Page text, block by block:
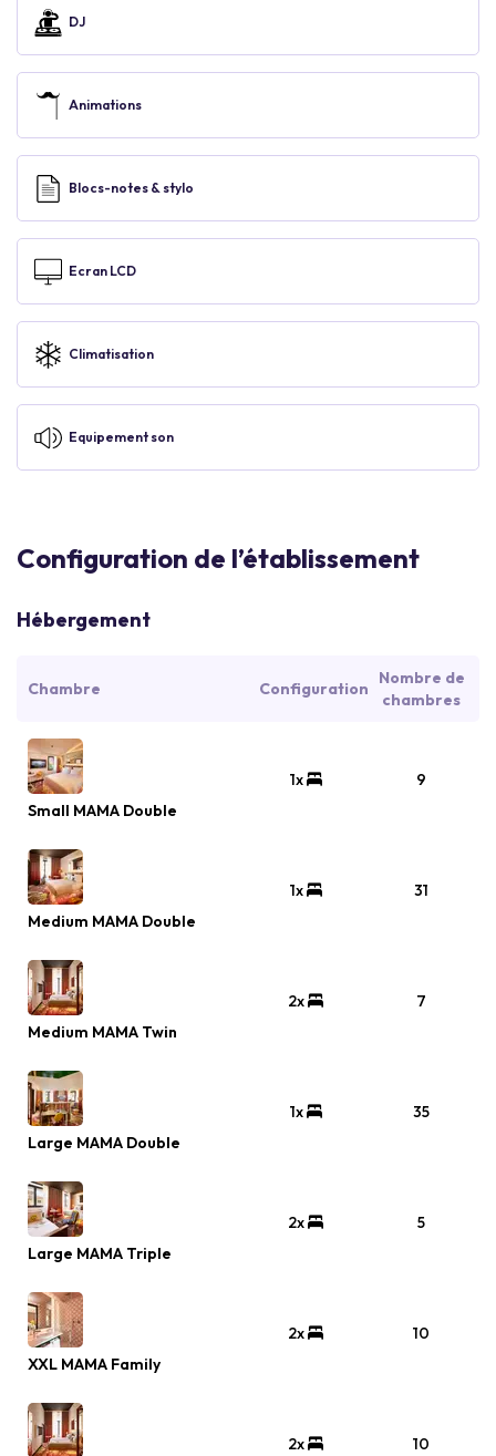
DJ
Animations
Blocs-notes & stylo
Ecran LCD
Climatisation
Equipement son
Configuration de l’établissement
Hébergement
Chambre Configuration
Nombre de
chambres
Small MAMA Double
1x 9
Medium MAMA Double
1x 31
Medium MAMA Twin
2x 7
Large MAMA Double
1x 35
Large MAMA Triple
2x 5
XXL MAMA Family
2x 10
2x 10